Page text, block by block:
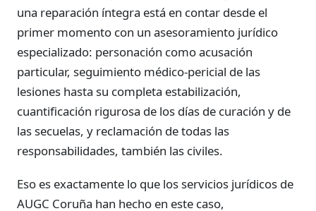
una reparación íntegra está en contar desde el
primer momento con un asesoramiento jurídico
especializado: personación como acusación
particular, seguimiento médico-pericial de las
lesiones hasta su completa estabilización,
cuantificación rigurosa de los días de curación y de
las secuelas, y reclamación de todas las
responsabilidades, también las civiles.
Eso es exactamente lo que los servicios jurídicos de
AUGC Coruña han hecho en este caso,